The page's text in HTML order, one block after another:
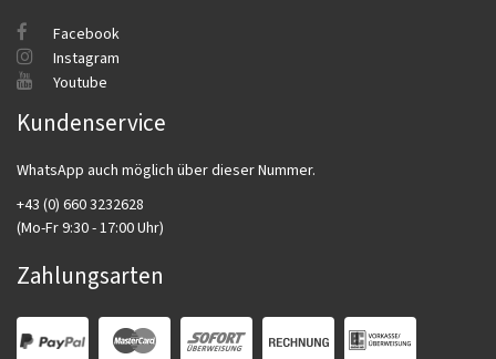
Facebook
Instagram
Youtube
Kundenservice
WhatsApp auch möglich über dieser Nummer.
+43 (0) 660 3232628
(Mo-Fr 9:30 - 17:00 Uhr)
Zahlungsarten